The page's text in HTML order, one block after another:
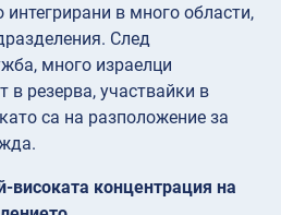
интегрирани в много области,
След
много израелци
резерва, участвайки в
са на разположение за
концентрация на